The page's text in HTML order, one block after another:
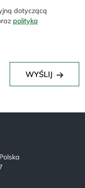
dotyczącą
polityką
WYŚLIJ